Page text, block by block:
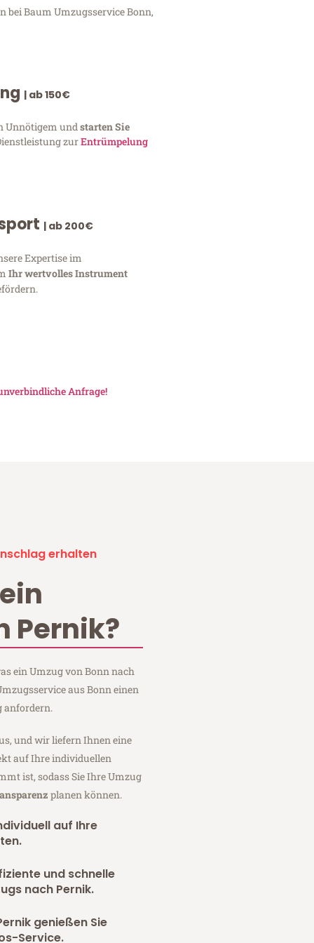
bei Baum Umzugsservice Bonn,
| ab 150€
Unnötigem und starten Sie
zurEntrümpelung
| ab 200€
Expertise im
Ihr wertvolles Instrument
Anfrage!
erhalten
Pernik?
ein Umzug von Bonn nach
aus Bonn einen
anfordern.
und wir liefern Ihnen eine
auf Ihre individuellen
ist, sodass Sie Ihre Umzug
planen können.
auf Ihre
und schnelle
nach Pernik.
genießen Sie
Service.